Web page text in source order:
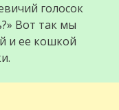
голосок
Вот так мы
и ее кошкой